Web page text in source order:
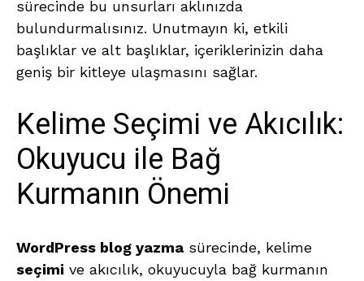
sürecinde bu unsurları aklınızda
bulundurmalısınız. Unutmayın ki, etkili
başlıklar ve alt başlıklar, içeriklerinizin daha
geniş bir kitleye ulaşmasını sağlar.
Kelime Seçimi ve Akıcılık:
Okuyucu ile Bağ
Kurmanın Önemi
WordPress blog yazma sürecinde, kelime
seçimi ve akıcılık, okuyucuyla bağ kurmanın